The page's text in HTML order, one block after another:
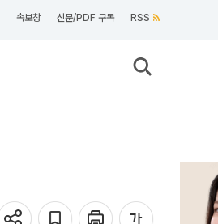
속보창 신문/PDF 구독 RSS